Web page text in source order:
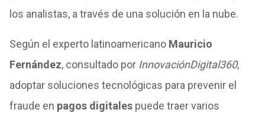
los analistas, a través de una solución en la nube.
Según el experto latinoamericano Mauricio
Fernández, consultado por InnovaciónDigital360,
adoptar soluciones tecnológicas para prevenir el
fraude en pagos digitalespuede traer varios